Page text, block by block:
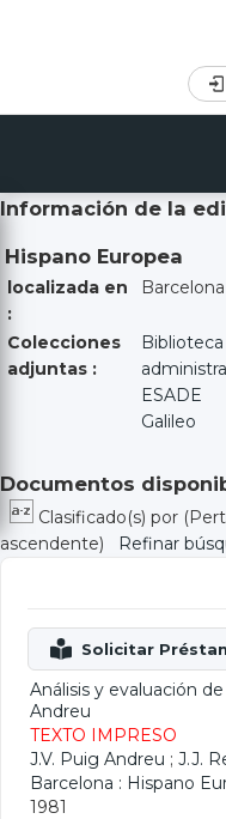
Información de la
Hispano Europea
localizada en
:
Barcelona
Colecciones
adjuntas :
ESADE
Galileo
Documentos
Clasificado(s) por
ascendente)
Refinar
Análisis y evaluación
Andreu
TEXTO IMPRESO
J.V. Puig Andreu ; J.J.
Barcelona : Hispano
1981